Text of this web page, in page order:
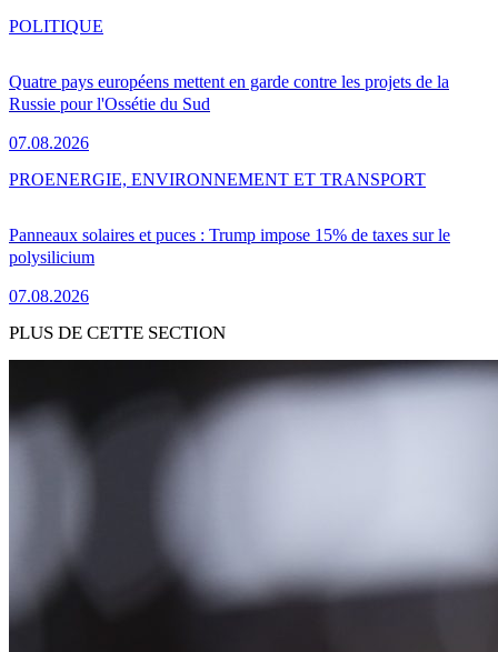
Quatre pays européens mettent en garde contre les projets de la
Russie pour l'Ossétie du Sud
07.08.2026
POLITIQUE
Panneaux solaires et puces : Trump impose 15% de taxes sur le
polysilicium
07.08.2026
PROENERGIE, ENVIRONNEMENT ET TRANSPORT
PLUS DE CETTE SECTION